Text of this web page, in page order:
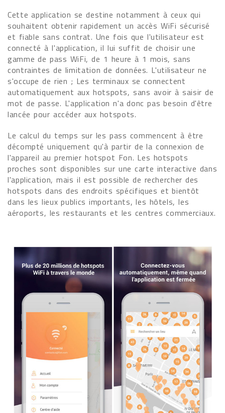
Cette application se destine notamment à ceux qui
souhaitent obtenir rapidement un accès WiFi sécurisé
et fiable sans contrat. Une fois que l'utilisateur est
connecté à l'application, il lui suffit de choisir une
gamme de pass WiFi, de 1 heure à 1 mois, sans
contraintes de limitation de données. L'utilisateur ne
s'occupe de rien ; Les terminaux se connectent
automatiquement aux hotspots, sans avoir à saisir de
mot de passe. L'application n'a donc pas besoin d'être
lancée pour accéder aux hotspots.
Le calcul du temps sur les pass commencent à être
décompté uniquement qu'à partir de la connexion de
l'appareil au premier hotspot Fon. Les hotspots
proches sont disponibles sur une carte interactive dans
l'application, mais il est possible de rechercher des
hotspots dans des endroits spécifiques et bientôt
dans les lieux publics importants, les hôtels, les
aéroports, les restaurants et les centres commerciaux.